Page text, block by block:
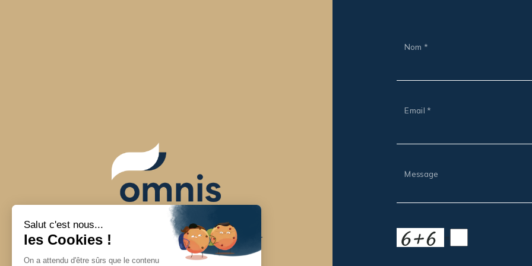
Conseil en gestion de patrimoine en Rhône-
Nom *
Email *
Message
=